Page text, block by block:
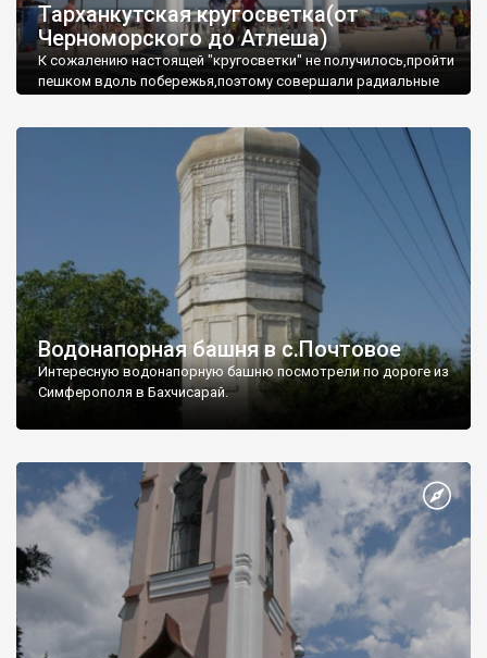
Тарханкутская кругосветка(от
Черноморского до Атлеша)
К сожалению настоящей "кругосветки" не получилось,пройти
пешком вдоль побережья,поэтому совершали радиальные
Водонапорная башня в с.Почтовое
Интересную водонапорную башню посмотрели по дороге из
Симферополя в Бахчисарай.